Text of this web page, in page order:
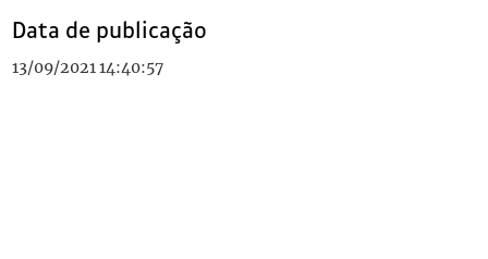
Data de publicação
13/09/2021 14:40:57